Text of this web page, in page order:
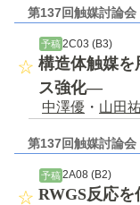
第137回触媒討論会
予稿 2C03 (B3)
構造体触媒を
ス強化―
中澤優 ・ 山田
第137回触媒討論会
予稿 2A08 (B2)
RWGS反応